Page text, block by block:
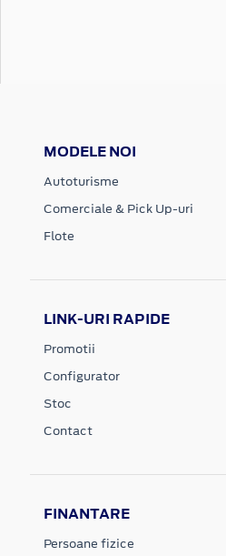
MODELE NOI
Autoturisme
Comerciale & Pick Up-uri
Flote
LINK-URI RAPIDE
Promotii
Configurator
Stoc
Contact
FINANTARE
Persoane fizice